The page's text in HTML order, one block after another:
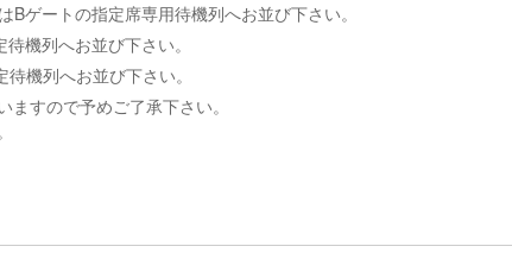
ゲートの指定席専用待機列へお並び下さい。
機列へお並び下さい。
機列へお並び下さい。
すので予めご了承下さい。